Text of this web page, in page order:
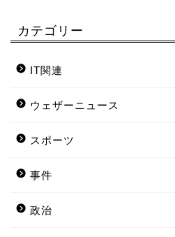
カテゴリー
IT関連
ウェザーニュース
スポーツ
事件
政治